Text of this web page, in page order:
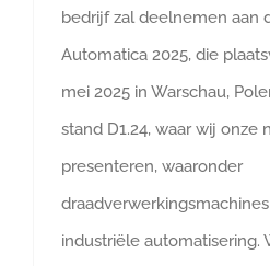
bedrijf zal deelnemen aan
Automatica 2025, die
mei 2025 in Warschau,
stand D1.24, waar wij onze
presenteren, waaronder
industriële automatisering.